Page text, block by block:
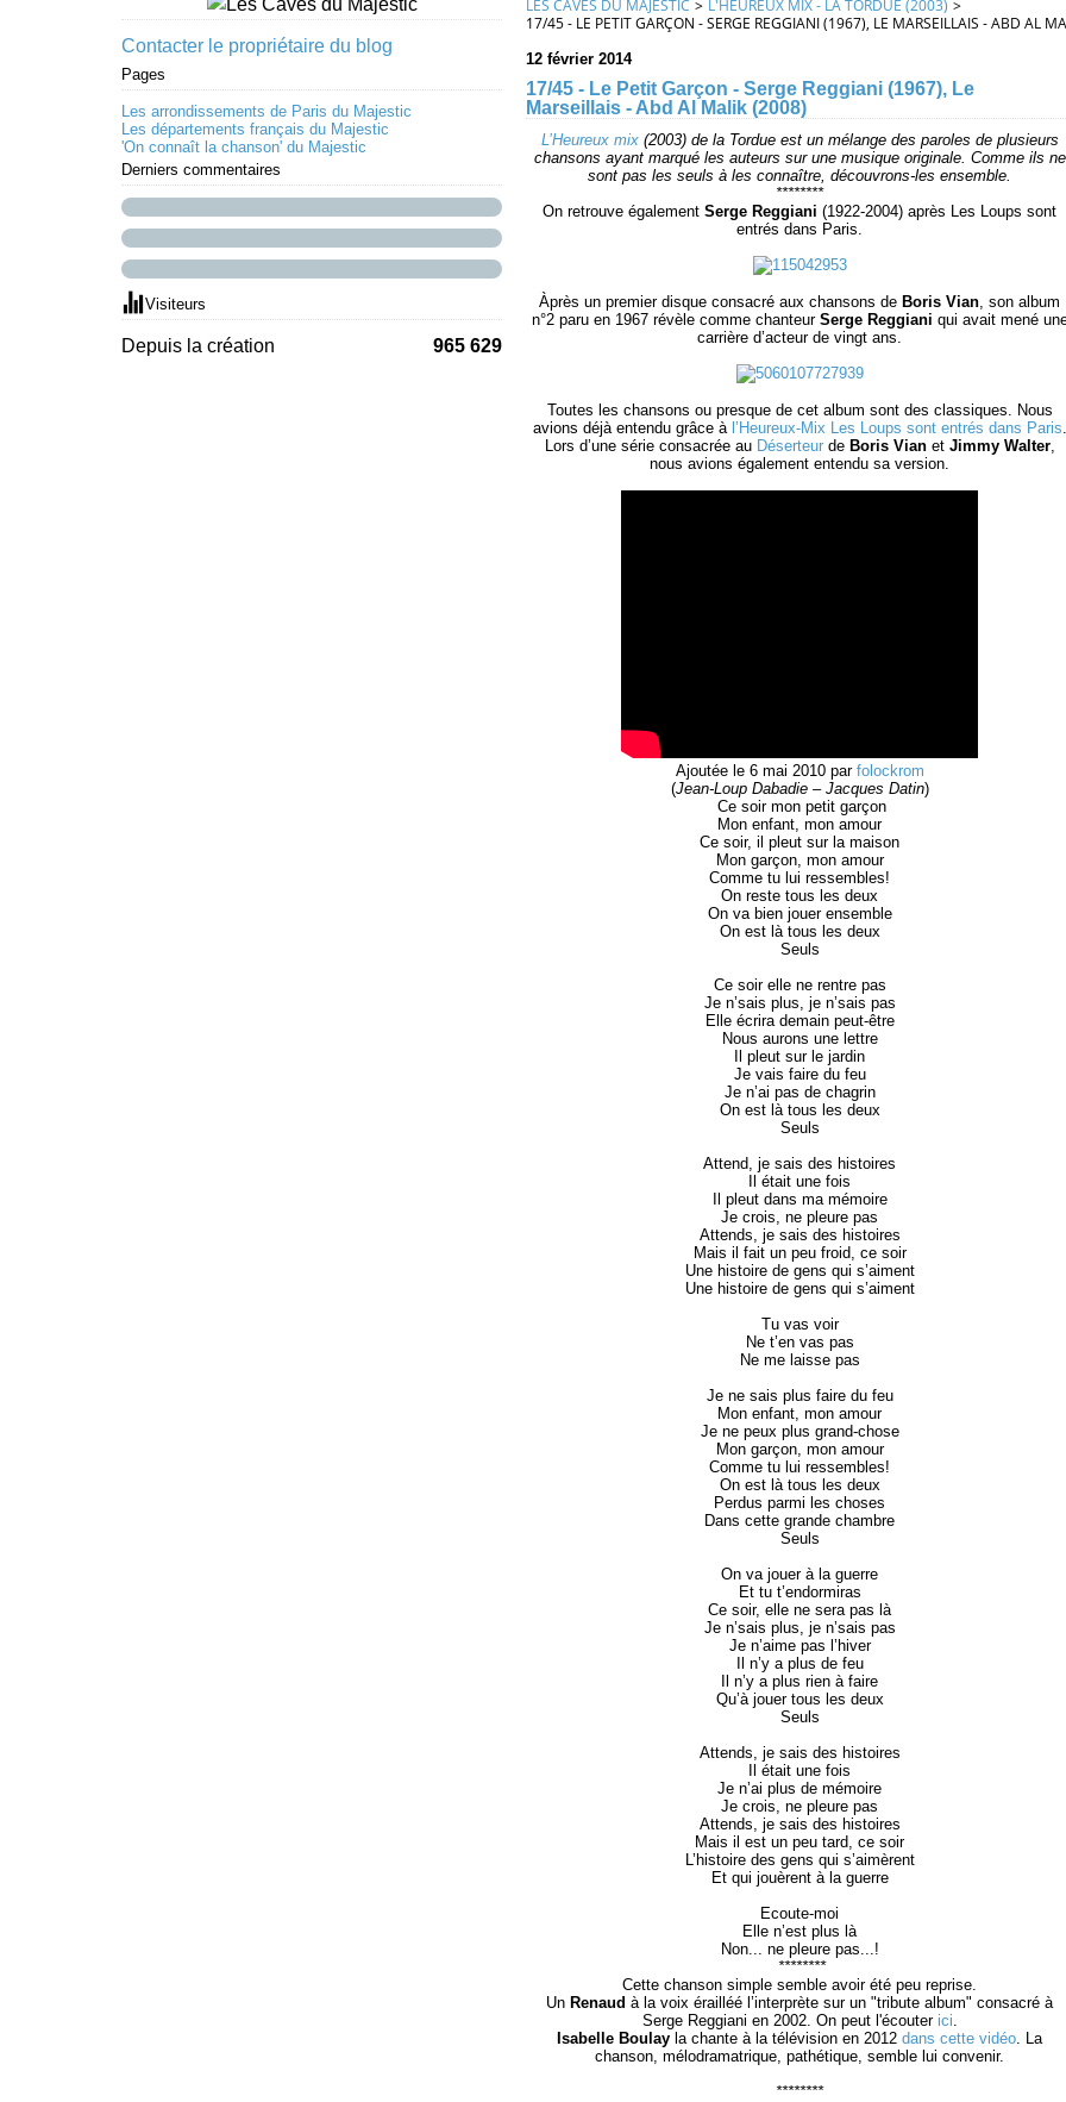
Contacter le propriétaire du blog
Pages
Les arrondissements de Paris du Majestic
Les départements français du Majestic
'On connaît la chanson' du Majestic
Derniers commentaires
Visiteurs
Depuis la création 965 629
LES CAVES DU MAJESTIC > L'HEUREUX MIX - LA TORDUE (2003) >
17/45 - LE PETIT GARÇON - SERGE REGGIANI (1967), LE MARSEILLAIS - ABD AL
12 février 2014
17/45 - Le Petit Garçon - Serge Reggiani (1967), Le
Marseillais - Abd Al Malik (2008)
L’Heureux mix(2003) de la Tordue est un mélange des paroles de plusieurs
chansons ayant marqué les auteurs sur une musique originale. Comme ils ne
sont pas les seuls à les connaître, découvrons-les ensemble.
********
On retrouve également Serge Reggiani (1922-2004) après Les Loups sont
entrés dans Paris.
Àprès un premier disque consacré aux chansons de Boris Vian, son album
n°2 paru en 1967 révèle comme chanteur Serge Reggiani qui avait mené
carrière d’acteur de vingt ans.
Toutes les chansons ou presque de cet album sont des classiques. Nous
avions déjà entendu grâce à l’Heureux-Mix Les Loups sont entrés dans Paris.
Lors d’une série consacrée au Déserteurde Boris Vianet Jimmy Walter,
nous avions également entendu sa version.
Ajoutée le 6 mai 2010 par folockrom
(Jean-Loup Dabadie – Jacques Datin)
Ce soir mon petit garçon
Mon enfant, mon amour
Ce soir, il pleut sur la maison
Mon garçon, mon amour
Comme tu lui ressembles!
On reste tous les deux
On va bien jouer ensemble
On est là tous les deux
Seuls
Ce soir elle ne rentre pas
Je n’sais plus, je n’sais pas
Elle écrira demain peut-être
Nous aurons une lettre
Il pleut sur le jardin
Je vais faire du feu
Je n’ai pas de chagrin
On est là tous les deux
Seuls
Attend, je sais des histoires
Il était une fois
Il pleut dans ma mémoire
Je crois, ne pleure pas
Attends, je sais des histoires
Mais il fait un peu froid, ce soir
Une histoire de gens qui s’aiment
Une histoire de gens qui s’aiment
Tu vas voir
Ne t’en vas pas
Ne me laisse pas
Je ne sais plus faire du feu
Mon enfant, mon amour
Je ne peux plus grand-chose
Mon garçon, mon amour
Comme tu lui ressembles!
On est là tous les deux
Perdus parmi les choses
Dans cette grande chambre
Seuls
On va jouer à la guerre
Et tu t’endormiras
Ce soir, elle ne sera pas là
Je n’sais plus, je n’sais pas
Je n’aime pas l’hiver
Il n’y a plus de feu
Il n’y a plus rien à faire
Qu’à jouer tous les deux
Seuls
Attends, je sais des histoires
Il était une fois
Je n’ai plus de mémoire
Je crois, ne pleure pas
Attends, je sais des histoires
Mais il est un peu tard, ce soir
L’histoire des gens qui s’aimèrent
Et qui jouèrent à la guerre
Ecoute-moi
Elle n’est plus là
Non... ne pleure pas...!
********
Cette chanson simple semble avoir été peu reprise.
Un Renaud à la voix érailléé l’interprète sur un "tribute album" consacré à
Serge Reggiani en 2002. On peut l'écouter ici.
Isabelle Boulay la chante à la télévision en 2012 dans cette vidéo. La
chanson, mélodramatrique, pathétique, semble lui convenir.
********